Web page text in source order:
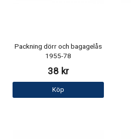
Packning dörr och bagagelås
1955-78
38 kr
Köp